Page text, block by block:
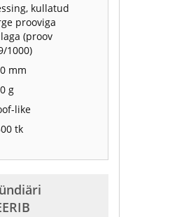
kullatud
prooviga
(proov
1000)
mm
g
like
tk